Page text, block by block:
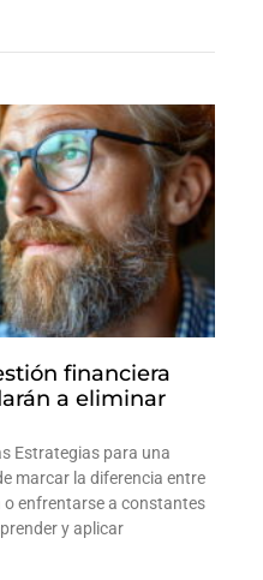
financiera
a eliminar
Estrategias para una
marcar la diferencia entre
enfrentarse a constantes
y aplicar